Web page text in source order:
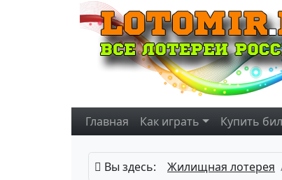
Главная Как играть Купить
Вы здесь: Жилищная лотерея